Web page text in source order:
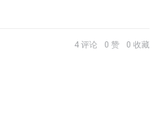
4 评论 0 赞 0 收藏